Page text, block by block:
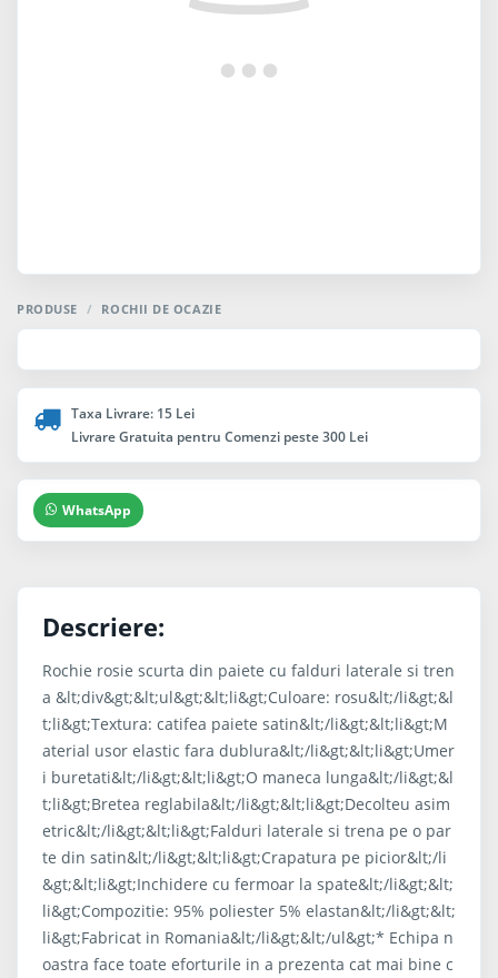
PRODUSE / ROCHII DE OCAZIE
Taxa Livrare: 15 Lei
Livrare Gratuita pentru Comenzi peste 300 Lei
WhatsApp
Descriere:
Rochie rosie scurta din paiete cu falduri laterale si tren
a &lt;div&gt;&lt;ul&gt;&lt;li&gt;Culoare: rosu&lt;/li&gt;&l
t;li&gt;Textura: catifea paiete satin&lt;/li&gt;&lt;li&gt;M
aterial usor elastic fara dublura&lt;/li&gt;&lt;li&gt;Umer
i buretati&lt;/li&gt;&lt;li&gt;O maneca lunga&lt;/li&gt;&l
t;li&gt;Bretea reglabila&lt;/li&gt;&lt;li&gt;Decolteu asim
etric&lt;/li&gt;&lt;li&gt;Falduri laterale si trena pe o par
te din satin&lt;/li&gt;&lt;li&gt;Crapatura pe picior&lt;/li
&gt;&lt;li&gt;Inchidere cu fermoar la spate&lt;/li&gt;&lt;
li&gt;Compozitie: 95% poliester 5% elastan&lt;/li&gt;&lt;
li&gt;Fabricat in Romania&lt;/li&gt;&lt;/ul&gt;* Echipa n
oastra face toate eforturile in a prezenta cat mai bine c